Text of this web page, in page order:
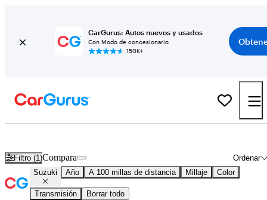
CarGurus: Autos nuevos y usados
Con Modo de concesionario
150K+
Filtro (1) Ordenar
Compara
Suzuki Año A 100 millas de distancia Millaje Color
Transmisión Borrar todo